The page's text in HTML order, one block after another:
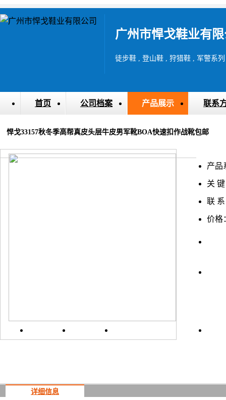
广州市悍戈鞋业有
徒步鞋 , 登山鞋 , 狩猎鞋 , 军警系
首页 公司档案 产品展示 联系
悍戈33157秋冬季高帮真皮头层牛皮男军靴BOA快速扣作战靴包邮
产品
关
联
价格
详细信息